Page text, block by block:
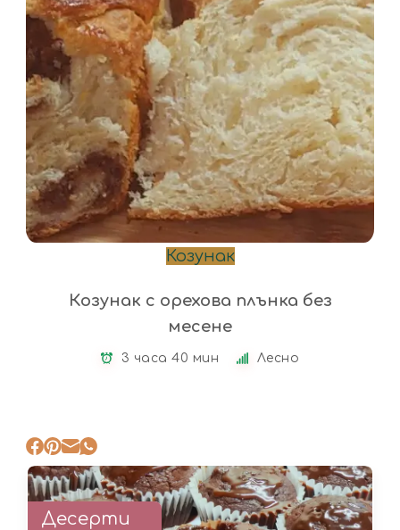
Козунак
Козунак с орехова плънка без
месене
3 часа 40 мин Лесно
Десерти